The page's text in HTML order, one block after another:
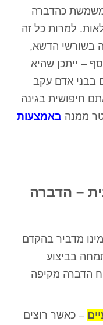
משמשת כהדברה
למרות כל זה
בשורשי הדשא,
– ייתכן שהיא
בבני אדם עקב
חיפושית בגינה
ממנה באמצעות
– הדברה
מדביר בהקדם
בביצוע
הדברה מקיפה
– כאשר רוצים